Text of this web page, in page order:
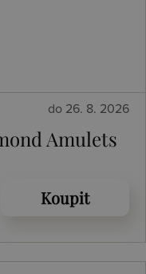
do 26. 8. 2026
Amulets
Koupit